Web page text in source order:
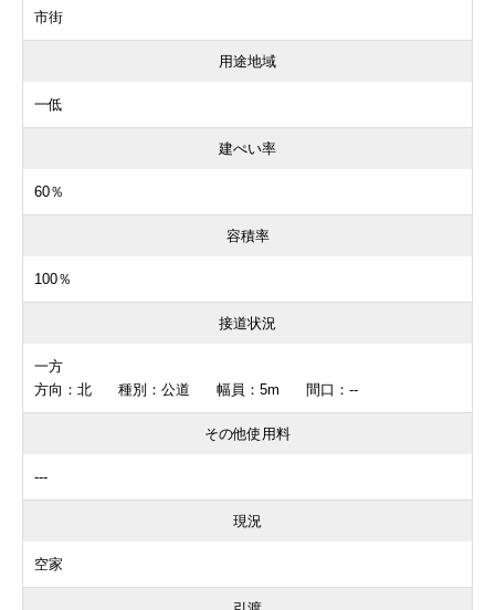
市街
用途地域
一低
建ぺい率
60％
容積率
100％
接道状況
一方
方向：北 種別：公道 幅員：5m 間口：--
その他使用料
---
現況
空家